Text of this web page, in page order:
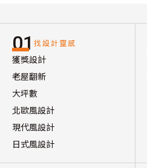
01 找設計靈感
獲獎設計
老屋翻新
大坪數
北歐風設計
現代風設計
日式風設計